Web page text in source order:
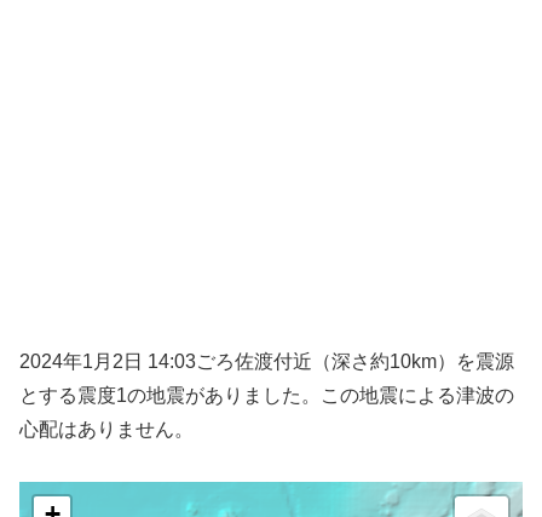
2024年1月2日 14:03ごろ佐渡付近（深さ約10km）を震源
とする震度1の地震がありました。この地震による津波の
心配はありません。